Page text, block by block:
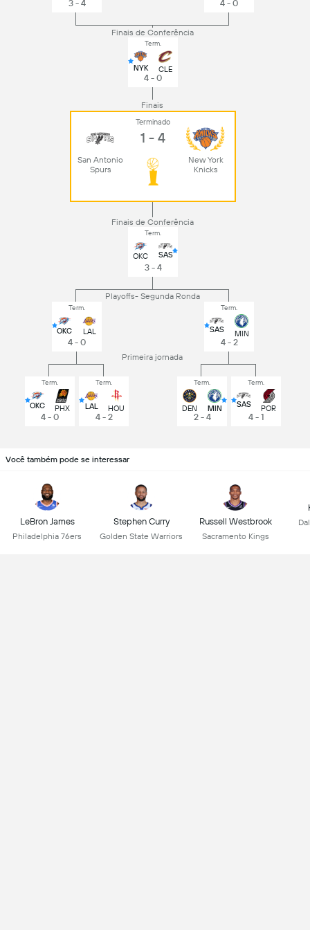
3 - 4 4 - 0
Finais de Conferência
Term.
NYK CLE
4 - 0
Finais
San Antonio
Spurs
Terminado
1 - 4
New York
Knicks
Primeira jornada
Term.
OKC PHX
4 - 0
Term.
LAL HOU
4 - 2
Term.
DEN MIN
2 - 4
Term.
SAS POR
4 - 1
Playoffs- Segunda Ronda
Term.
OKC LAL
4 - 0
Term.
SAS MIN
4 - 2
Finais de Conferência
Term.
OKC SAS
3 - 4
Você também pode se interessar
LeBron James
Philadelphia 76ers
Stephen Curry
Golden State Warriors
Russell Westbrook
Sacramento Kings